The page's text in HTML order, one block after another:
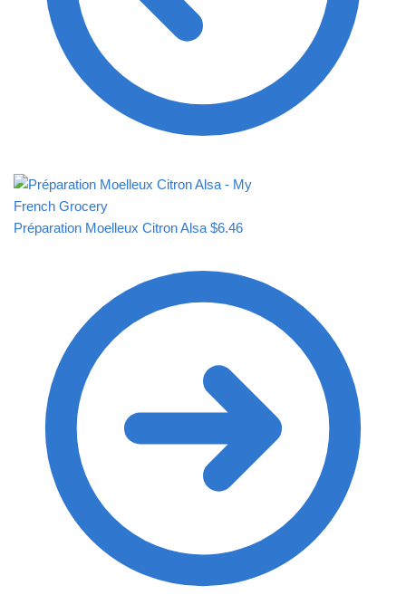
Préparation Moelleux Citron Alsa $6.46